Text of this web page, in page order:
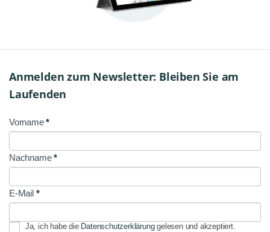
Anmelden zum Newsletter: Bleiben Sie am
Laufenden
NL
Signup
Vorname*
Nachname*
E-Mail *
Ja, ich habe die Datenschutzerklärunggelesen und akzeptiert.